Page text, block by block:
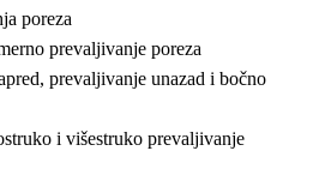
poreza
prevalјivanje poreza
prevalјivanje unazad i bočno
i višestruko prevalјivanje